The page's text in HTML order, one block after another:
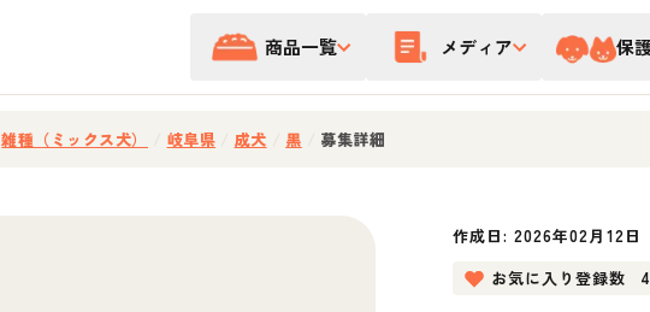
商品一覧 メディア 保
雑種（ミックス犬） 岐阜県 成犬 黒 募集詳細
作成日:2026年02月12日
お気に入り登録数